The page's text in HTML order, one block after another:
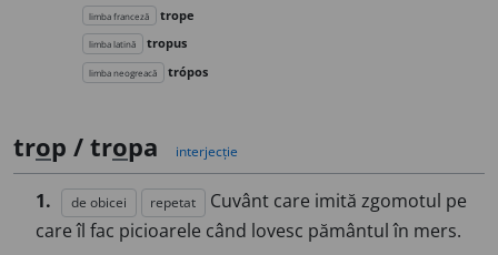
limba franceză trope
limba latină tropus
limba neogreacă trópos
trop / tropa interjecție
1. de obicei repetat
Cuvânt care imită zgomotul pe
care îl fac picioarele când lovesc pământul în mers.